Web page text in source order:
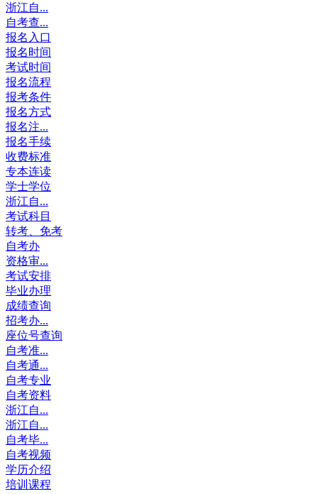
浙江自...
自考查...
报名入口
报名时间
考试时间
报名流程
报考条件
报名方式
报名注...
报名手续
收费标准
专本连读
学士学位
浙江自...
考试科目
转考、免考
自考办
资格审...
考试安排
毕业办理
成绩查询
招考办...
座位号查询
自考准...
自考通...
自考专业
自考资料
浙江自...
浙江自...
自考毕...
自考视频
学历介绍
培训课程